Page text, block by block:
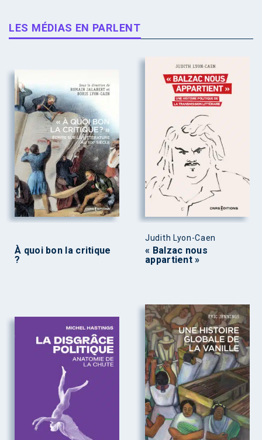
LES MÉDIAS EN PARLENT
À quoi bon la critique
?
Judith Lyon-Caen
« Balzac nous
appartient »